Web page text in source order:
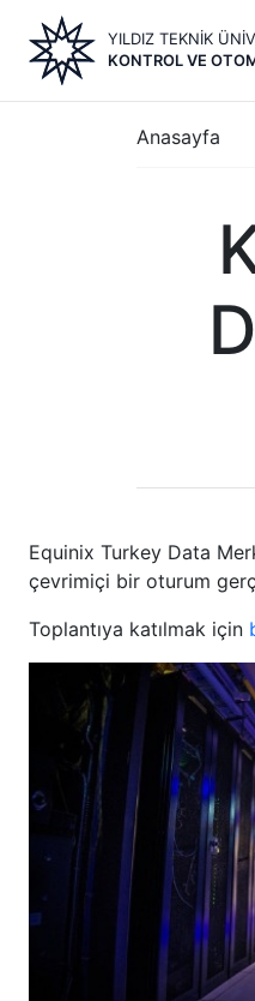
içeriğe
YILDIZ TEKNİK
KONTROL VE
Sayfa
yolu
Anasayfa
Equinix Turkey Data
çevrimiçi bir oturum
Toplantıya katılmak için